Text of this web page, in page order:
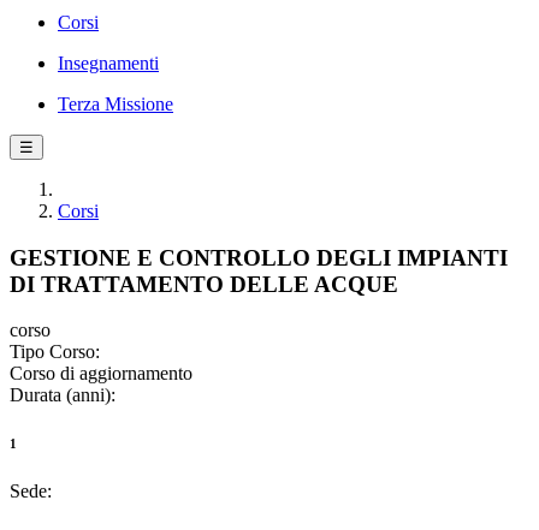
Corsi
Insegnamenti
Terza Missione
☰
Corsi
GESTIONE E CONTROLLO DEGLI IMPIANTI
DI TRATTAMENTO DELLE ACQUE
corso
Tipo Corso:
Corso di aggiornamento
Durata (anni):
1
Sede: